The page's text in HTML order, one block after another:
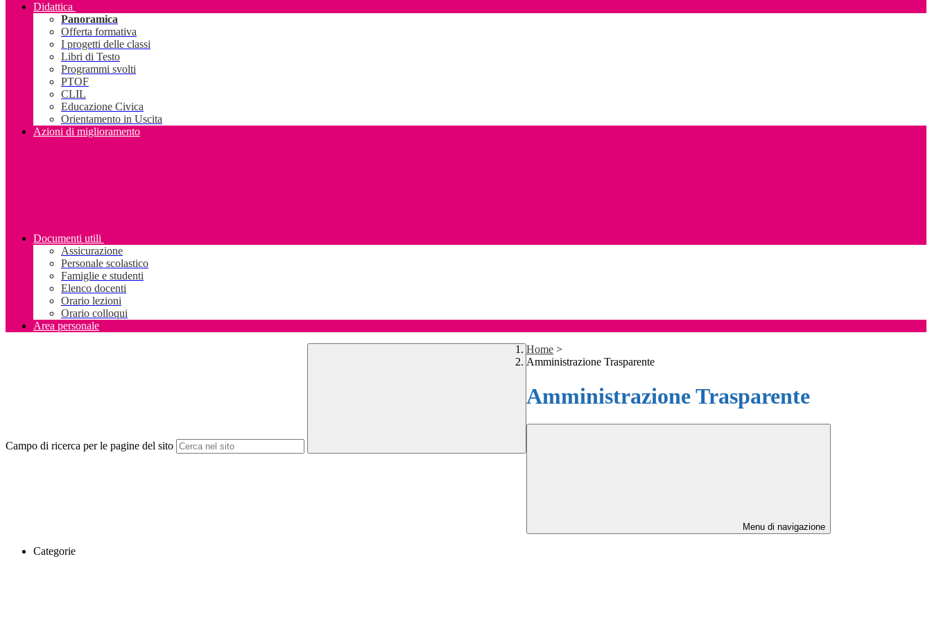
Didattica
Panoramica
Offerta formativa
I progetti delle classi
Libri di Testo
Programmi svolti
PTOF
CLIL
Educazione Civica
Orientamento in Uscita
Azioni di miglioramento
Documenti utili
Assicurazione
Personale scolastico
Famiglie e studenti
Elenco docenti
Orario lezioni
Orario colloqui
Area personale
Campo di ricerca per le pagine del sito
Home >
Amministrazione Trasparente
Amministrazione Trasparente
Menu di navigazione
Categorie